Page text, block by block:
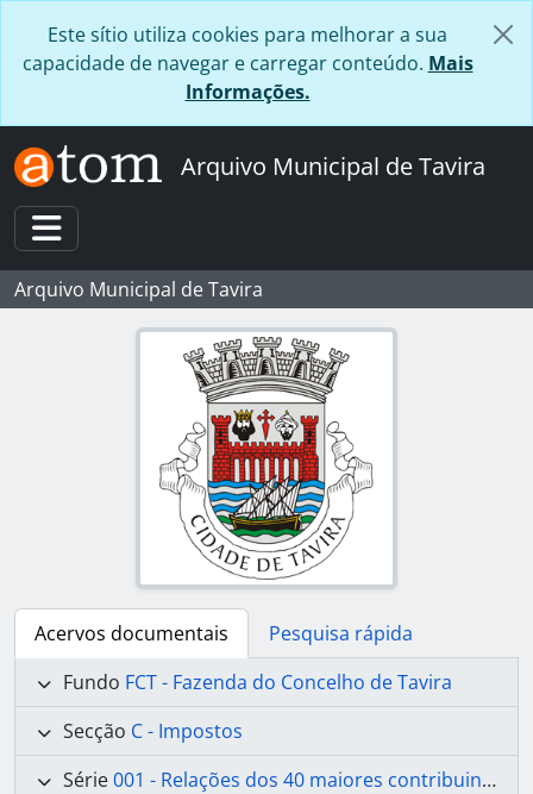
Este sítio utiliza cookies para melhorar a sua
capacidade de navegar e carregar conteúdo. Mais
Informações.
Arquivo Municipal de Tavira
Toggle navigation
Arquivo Municipal de Tavira
Acervos documentais
Pesquisa rápida
Fundo FCT - Fazenda do Concelho de Tavira
Secção C - Impostos
Série001 - Relações dos 40 maiores contribuintes